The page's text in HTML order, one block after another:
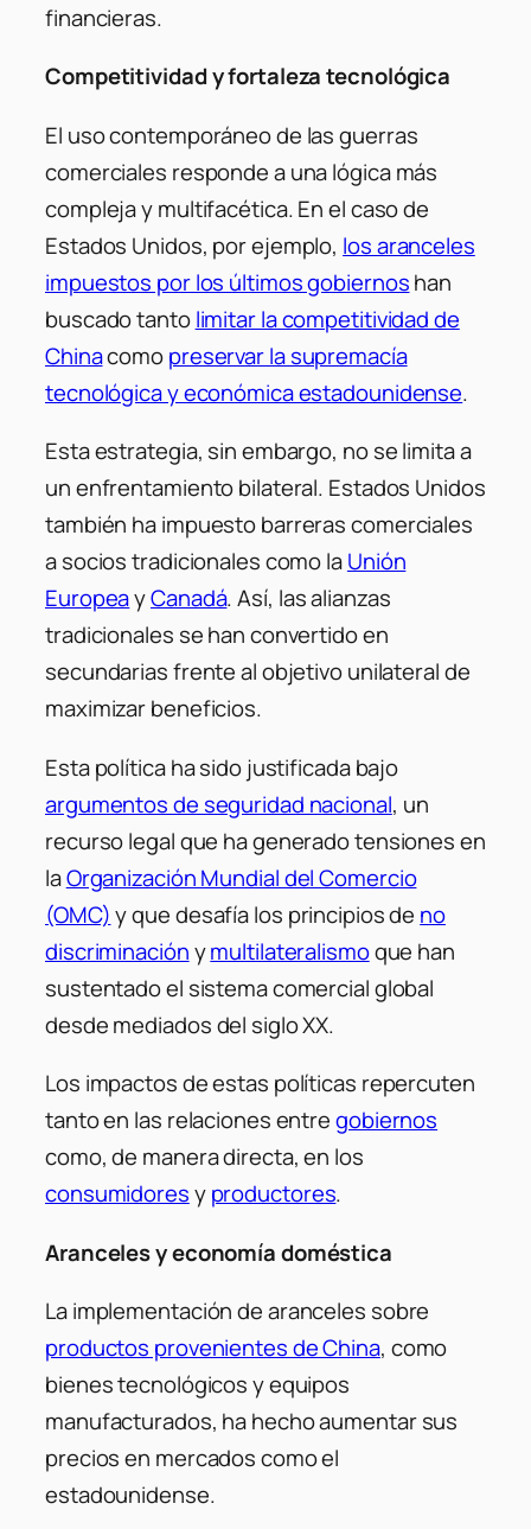
financieras.
Competitividad y fortaleza tecnológica
El uso contemporáneo de las guerras
comerciales responde a una lógica más
compleja y multifacética. En el caso de
Estados Unidos, por ejemplo, los aranceles
impuestos por los últimos gobiernoshan
buscado tantolimitar la competitividad de
Chinacomopreservar la supremacía
tecnológica y económica estadounidense.
Esta estrategia, sin embargo, no se limita a
un enfrentamiento bilateral. Estados Unidos
también ha impuesto barreras comerciales
a socios tradicionales como laUnión
EuropeayCanadá. Así, las alianzas
tradicionales se han convertido en
secundarias frente al objetivo unilateral de
maximizar beneficios.
Esta política ha sido justificada bajo
argumentos de seguridad nacional, un
recurso legal que ha generado tensiones en
laOrganización Mundial del Comercio
(OMC)y que desafía los principios de no
discriminaciónymultilateralismoque han
sustentado el sistema comercial global
desde mediados del siglo XX.
Los impactos de estas políticas repercuten
tanto en las relaciones entregobiernos
como, de manera directa, en los
consumidoresyproductores.
Aranceles y economía doméstica
La implementación de aranceles sobre
productos provenientes de China, como
bienes tecnológicos y equipos
manufacturados, ha hecho aumentar sus
precios en mercados como el
estadounidense.